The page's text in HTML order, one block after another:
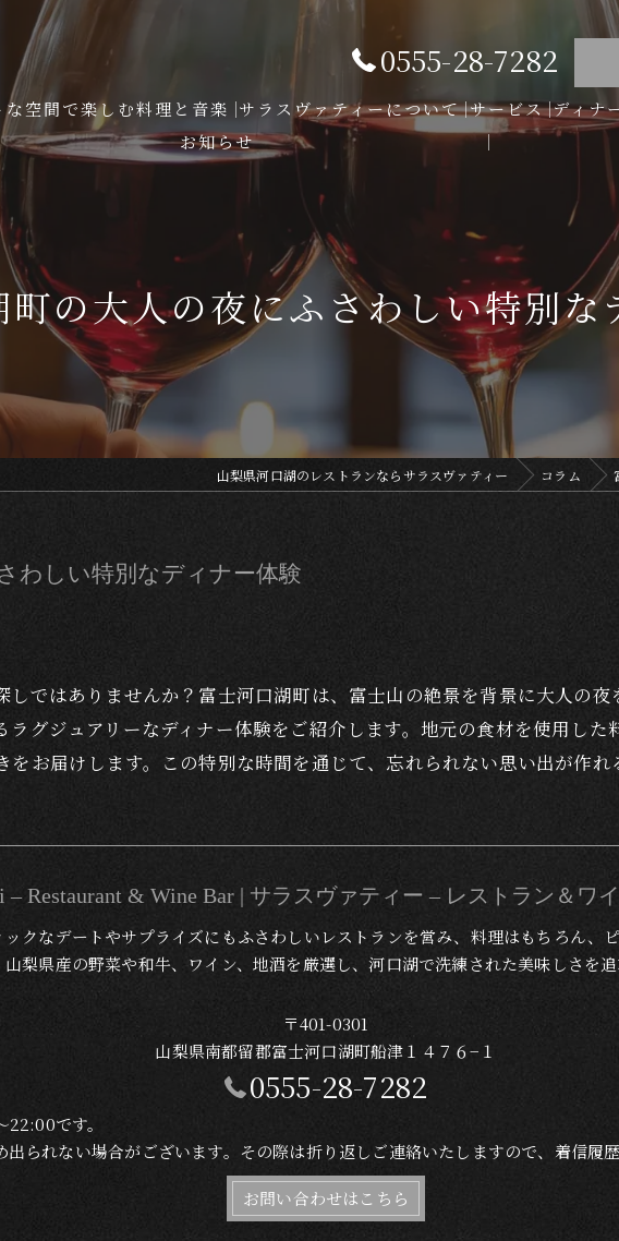
0555-28-7282
な空間で楽しむ料理と音楽 サラスヴァティーについて サービス ディナ
お知らせ
町の大人の夜にふさわしい特別な
山梨県河口湖のレストランならサラスヴァティー コラム
わしい特別なディナー体験
ではありませんか？富士河口湖町は、富士山の絶景を背景に大人の
グジュアリーなディナー体験をご紹介します。地元の食材を使用し
お届けします。この特別な時間を通じて、忘れられない思い出が作れ
– Restaurant & Wine Bar | サラスヴァティー – レストラン＆ワ
ックなデートやサプライズにもふさわしいレストランを営み、料理はもちろん、
山梨県産の野菜や和牛、ワイン、地酒を厳選し、河口湖で洗練された美味しさを追
〒401-0301
山梨県南都留郡富士河口湖町船津１４７６−１
0555-28-7282
です。
られない場合がございます。その際は折り返しご連絡いたしますので、着信履
お問い合わせはこちら